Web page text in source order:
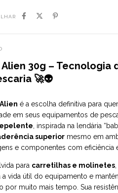
Alien 30g –
🚀👽
é a escolha definitiva para
em seus equipamentos de
, inspirada na lendária
superior mesmo em
e componentes com eficiência
para carretilhas e molinetes
vida útil do equipamento e
por muito mais tempo. Sua